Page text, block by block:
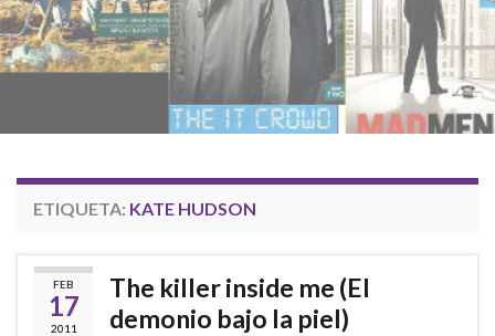
ETIQUETA: KATE HUDSON
FEB
17
2011
The killer inside me (El
demonio bajo la piel)